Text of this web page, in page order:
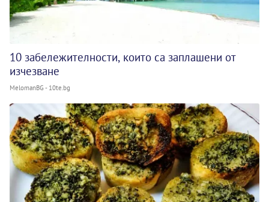
10 забележителности, които са заплашени от
изчезване
MelomanBG - 10te.bg